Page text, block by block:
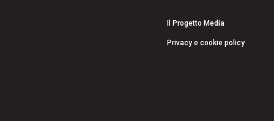
Il Progetto Media
Privacy e cookie policy